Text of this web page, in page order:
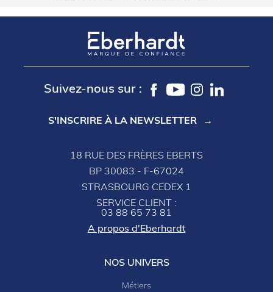
Suivez-nous sur :
S'INSCRIRE À LA NEWSLETTER
18 RUE DES FRÈRES EBERTS
BP 30083 - F-67024
STRASBOURG CEDEX 1
SERVICE CLIENT :
03 88 65 73 81
A propos d'Eberhardt
NOS UNIVERS
Métiers